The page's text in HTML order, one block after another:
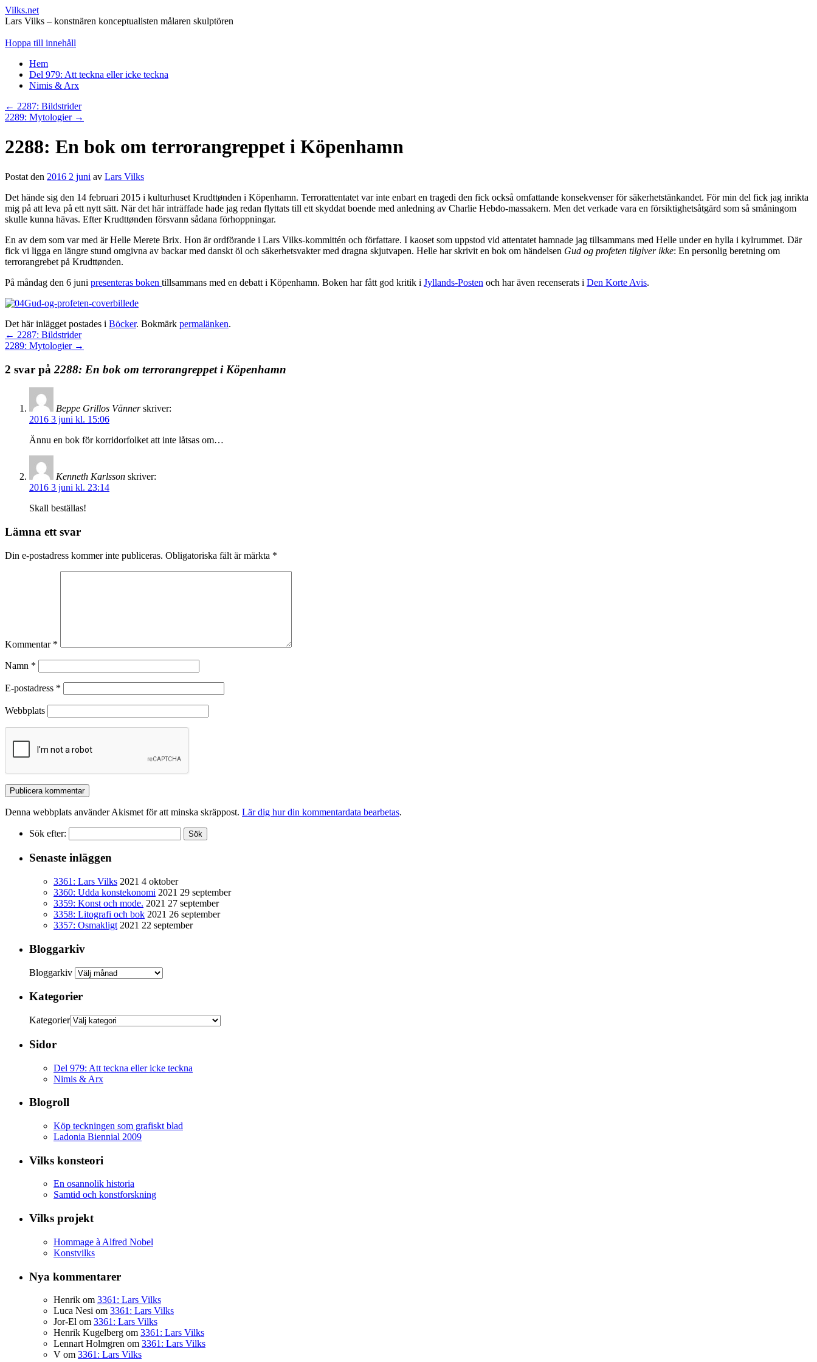
Vilks.net
Lars Vilks – konstnären konceptualisten målaren skulptören
Hoppa till innehåll
Hem
Del 979: Att teckna eller icke teckna
Nimis & Arx
← 2287: Bildstrider
2289: Mytologier →
2288: En bok om terrorangreppet i Köpenhamn
Postat den 2016 2 juni av Lars Vilks
Det hände sig den 14 februari 2015 i kulturhuset Krudttønden i Köpenhamn. Terrorattentatet var inte enbart en tragedi den fick också omfattande konsekvenser för säkerhetstänkandet. För min del fick jag inrikta
mig på att leva på ett nytt sätt. När det här inträffade hade jag redan flyttats till ett skyddat boende med anledning av Charlie Hebdo-massakern. Men det verkade vara en försiktighetsåtgärd som så småningom
skulle kunna hävas. Efter Krudttønden försvann sådana förhoppningar.
En av dem som var med är Helle Merete Brix. Hon är ordförande i Lars Vilks-kommittén och författare. I kaoset som uppstod vid attentatet hamnade jag tillsammans med Helle under en hylla i kylrummet. Där
fick vi ligga en längre stund omgivna av backar med danskt öl och säkerhetsvakter med dragna skjutvapen. Helle har skrivit en bok om händelsen Gud og profeten tilgiver ikke: En personlig beretning om
terrorangrebet på Krudttønden.
På måndag den 6 juni presenteras boken tillsammans med en debatt i Köpenhamn. Boken har fått god kritik i Jyllands-Posten och har även recenserats i Den Korte Avis.
Det här inlägget postades i Böcker. Bokmärk permalänken.
← 2287: Bildstrider
2289: Mytologier →
2 svar på 2288: En bok om terrorangreppet i Köpenhamn
Beppe Grillos Vänner skriver:
2016 3 juni kl. 15:06
Ännu en bok för korridorfolket att inte låtsas om…
Kenneth Karlsson skriver:
2016 3 juni kl. 23:14
Skall beställas!
Lämna ett svar
Din e-postadress kommer inte publiceras. Obligatoriska fält är märkta *
Kommentar *
Namn *
E-postadress *
Webbplats
Denna webbplats använder Akismet för att minska skräppost. Lär dig hur din kommentardata bearbetas.
Sök efter:
Senaste inläggen
3361: Lars Vilks 2021 4 oktober
3360: Udda konstekonomi 2021 29 september
3359: Konst och mode. 2021 27 september
3358: Litografi och bok 2021 26 september
3357: Osmakligt 2021 22 september
Bloggarkiv
Bloggarkiv
Kategorier
Kategorier
Sidor
Del 979: Att teckna eller icke teckna
Nimis & Arx
Blogroll
Köp teckningen som grafiskt blad
Ladonia Biennial 2009
Vilks konsteori
En osannolik historia
Samtid och konstforskning
Vilks projekt
Hommage à Alfred Nobel
Konstvilks
Nya kommentarer
Henrik om 3361: Lars Vilks
Luca Nesi om 3361: Lars Vilks
Jor-El om 3361: Lars Vilks
Henrik Kugelberg om 3361: Lars Vilks
Lennart Holmgren om 3361: Lars Vilks
V om 3361: Lars Vilks